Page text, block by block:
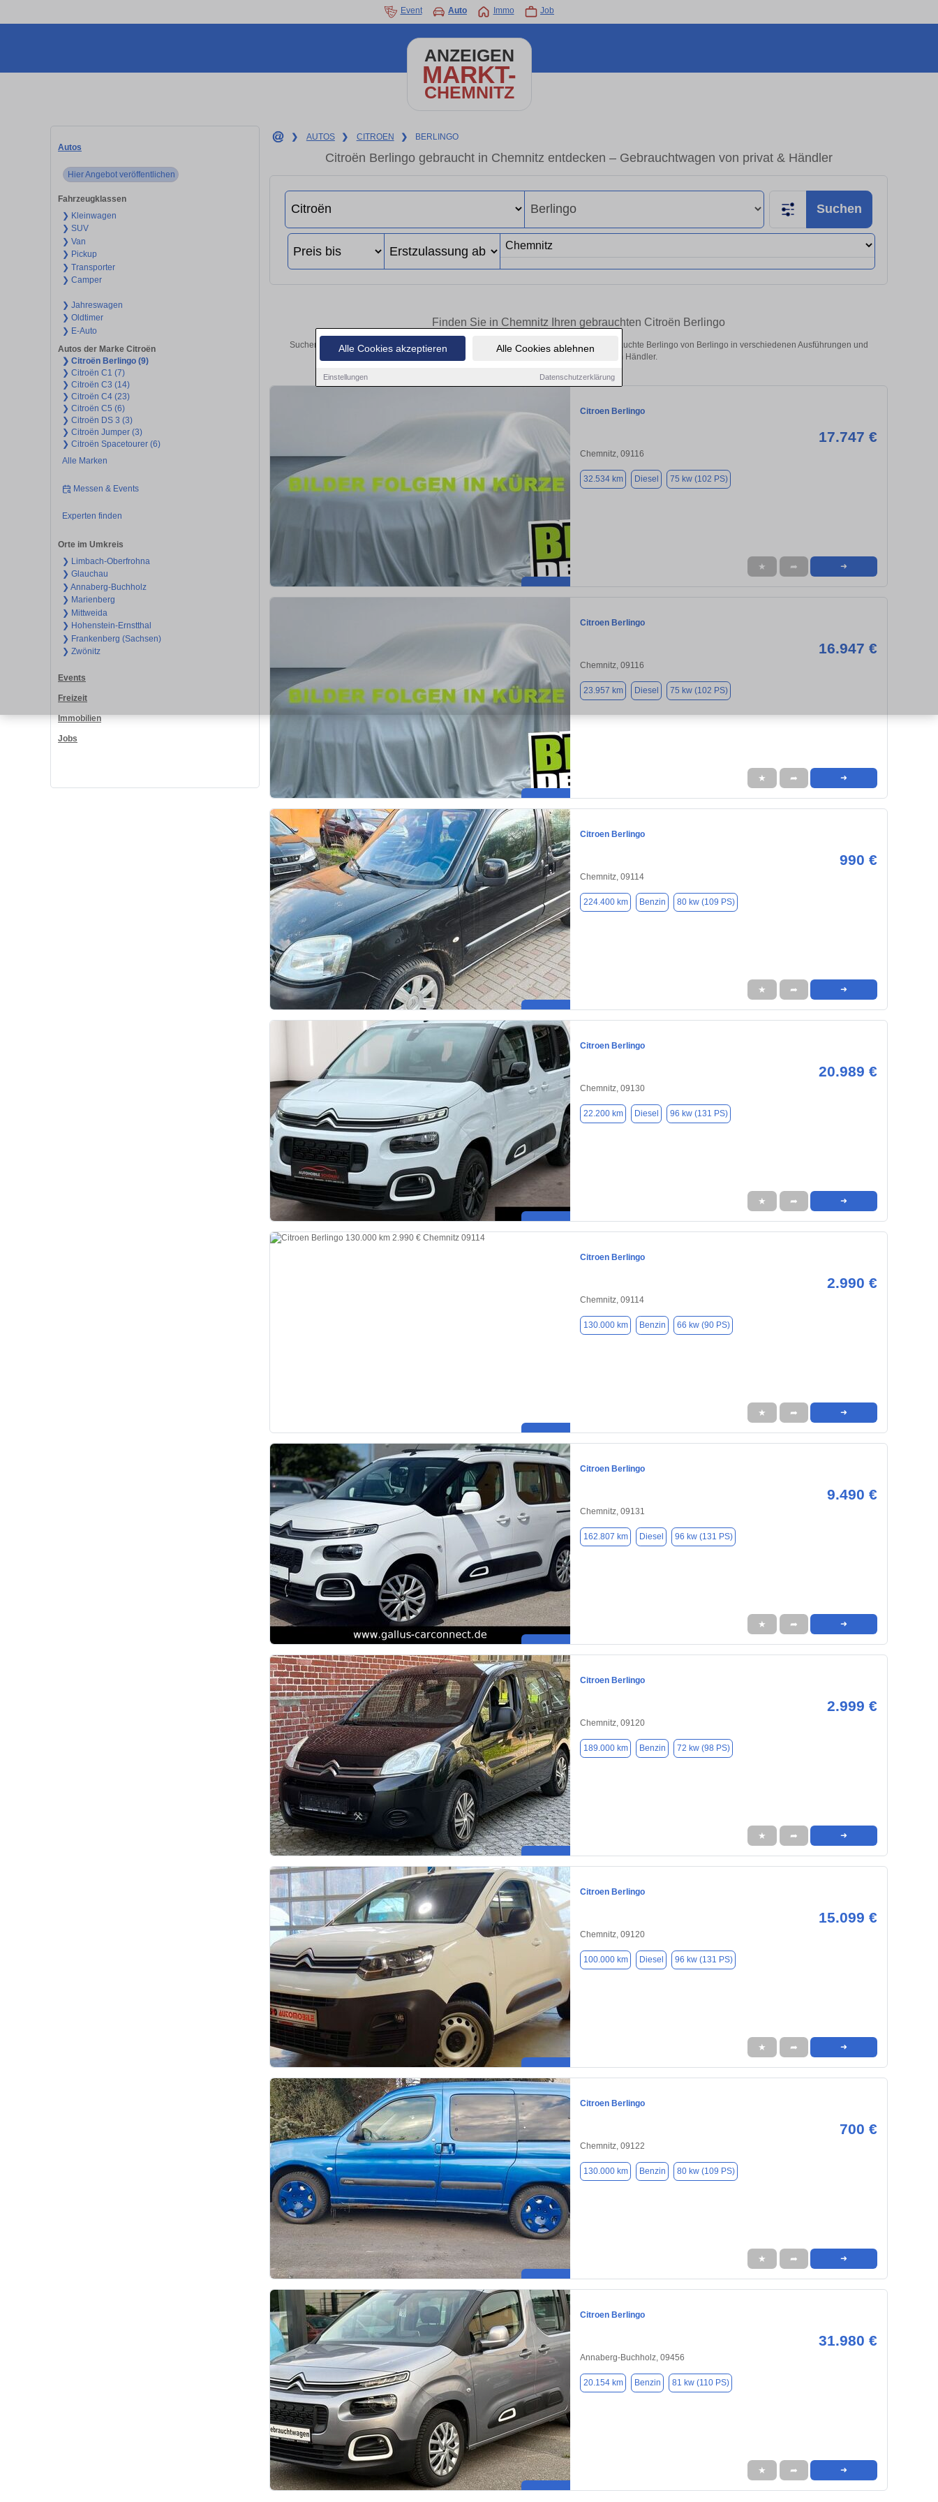
Alle Cookies akzeptieren Alle Cookies ablehnen
Einstellungen Datenschutzerklärung
Event Auto Immo Job
ANZEIGEN
MARKT-
CHEMNITZ
Autos
Hier Angebot veröffentlichen
Fahrzeugklassen
❯ Kleinwagen
❯ SUV
❯ Van
❯ Pickup
❯ Transporter
❯ Camper
❯ Jahreswagen
❯ Oldtimer
❯ E-Auto
Autos der Marke Citroën
❯ Citroën Berlingo (9)
❯ Citroën C1 (7)
❯ Citroën C3 (14)
❯ Citroën C4 (23)
❯ Citroën C5 (6)
❯ Citroën DS 3 (3)
❯ Citroën Jumper (3)
❯ Citroën Spacetourer (6)
Alle Marken
Messen & Events
Experten finden
Orte im Umkreis
❯ Limbach-Oberfrohna
❯ Glauchau
❯ Annaberg-Buchholz
❯ Marienberg
❯ Mittweida
❯ Hohenstein-Ernstthal
❯ Frankenberg (Sachsen)
❯ Zwönitz
Events
Freizeit
Immobilien
Jobs
❯ AUTOS ❯ CITROEN ❯ BERLINGO
Citroën Berlingo gebraucht in Chemnitz entdecken – Gebrauchtwagen von privat & Händler
Suchen
Finden Sie in Chemnitz Ihren gebrauchten Citroën Berlingo
Suchen Sie in Chemnitz einen Citroën Berlingo Gebrauchtwagen? Entdecken Sie gebrauchte Berlingo von Berlingo in verschiedenen Ausführungen und
Preisklassen von privat und vom Händler.
Citroen Berlingo
17.747 €
Chemnitz, 09116
32.534 km Diesel 75 kw (102 PS)
★ ➦ ➜
Citroen Berlingo
16.947 €
Chemnitz, 09116
23.957 km Diesel 75 kw (102 PS)
★ ➦ ➜
Citroen Berlingo
990 €
Chemnitz, 09114
224.400 km Benzin 80 kw (109 PS)
★ ➦ ➜
Citroen Berlingo
20.989 €
Chemnitz, 09130
22.200 km Diesel 96 kw (131 PS)
★ ➦ ➜
Citroen Berlingo
2.990 €
Chemnitz, 09114
130.000 km Benzin 66 kw (90 PS)
★ ➦ ➜
Citroen Berlingo
9.490 €
Chemnitz, 09131
162.807 km Diesel 96 kw (131 PS)
★ ➦ ➜
Citroen Berlingo
2.999 €
Chemnitz, 09120
189.000 km Benzin 72 kw (98 PS)
★ ➦ ➜
Citroen Berlingo
15.099 €
Chemnitz, 09120
100.000 km Diesel 96 kw (131 PS)
★ ➦ ➜
Citroen Berlingo
700 €
Chemnitz, 09122
130.000 km Benzin 80 kw (109 PS)
★ ➦ ➜
Citroen Berlingo
31.980 €
Annaberg-Buchholz, 09456
20.154 km Benzin 81 kw (110 PS)
★ ➦ ➜